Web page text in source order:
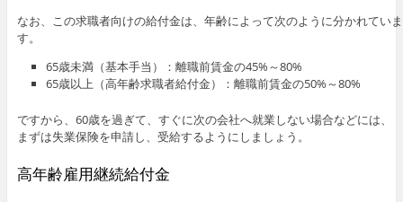
なお、この求職者向けの給付金は、年齢によって次のように分かれていま
す。
65歳未満（基本手当）：離職前賃金の45%～80%
65歳以上（高年齢求職者給付金）：離職前賃金の50%～80%
ですから、60歳を過ぎて、すぐに次の会社へ就業しない場合などには、
まずは失業保険を申請し、受給するようにしましょう。
高年齢雇用継続給付金